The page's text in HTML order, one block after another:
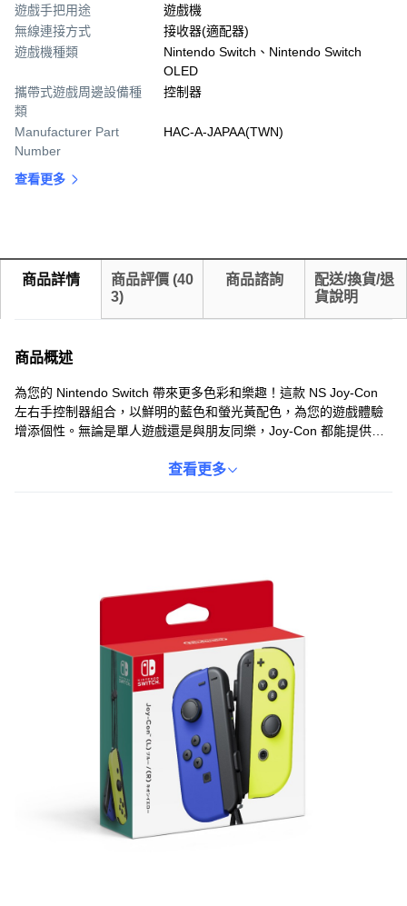
遊戲手把用途
遊戲機
無線連接方式
接收器(適配器)
遊戲機種類
Nintendo Switch、Nintendo Switch
OLED
攜帶式遊戲周邊設備種
類
控制器
Manufacturer Part
Number
HAC-A-JAPAA(TWN)
查看更多
商品詳情 商品評價 (40
3)
商品諮詢
配送/換貨/退
貨說明
商品概述
為您的 Nintendo Switch 帶來更多色彩和樂趣！這款 NS Joy-Con
左右手控制器組合，以鮮明的藍色和螢光黃配色，為您的遊戲體驗
增添個性。無論是單人遊戲還是與朋友同樂，Joy-Con 都能提供靈
的握感，讓您長時間遊戲也不易疲勞。此外，Joy-Con 的無線連接
查看更多